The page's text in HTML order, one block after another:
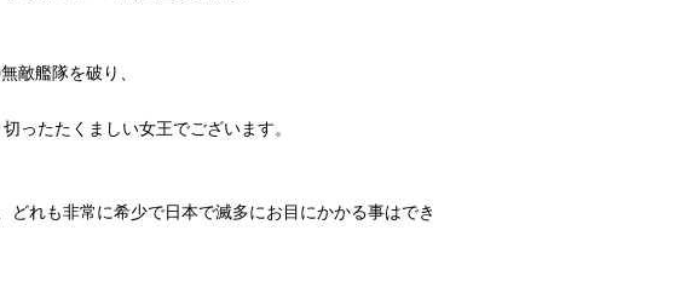
敵艦隊を破り、
ったたくましい女王でございます。
れも非常に希少で日本で滅多にお目にかかる事はでき